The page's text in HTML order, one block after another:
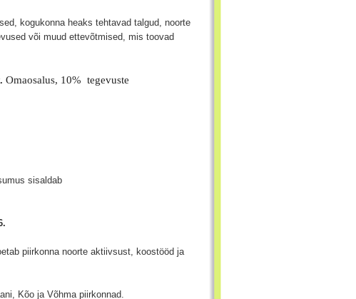
kogukonna heaks tehtavad talgud, noorte
või muud ettevõtmised, mis toovad
Omaosalus, 10% tegevuste
sisaldab
piirkonna noorte aktiivsust, koostööd ja
Kõo ja Võhma piirkonnad.